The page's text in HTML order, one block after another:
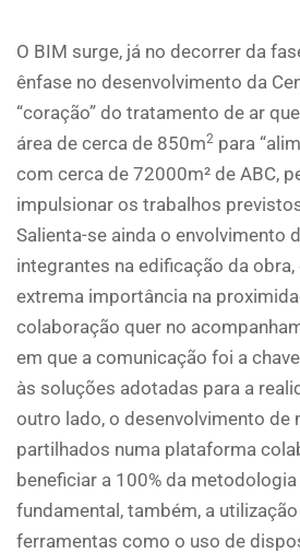
O BIM surge, já no decorrer da
ênfase no desenvolvimento da
“coração” do tratamento de ar
área de cerca de 850m2 para
com cerca de 72000m² de ABC,
impulsionar os trabalhos
Salienta-se ainda o envolvimento
integrantes na edificação da
extrema importância na
colaboração quer no
em que a comunicação foi a
às soluções adotadas para a
outro lado, o desenvolvimento de
partilhados numa plataforma
beneficiar a 100% da metodologia
fundamental, também, a
ferramentas como o uso de